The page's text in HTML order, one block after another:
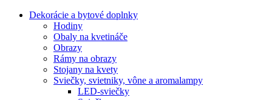
Dekorácie a bytové doplnky
Hodiny
Obaly na kvetináče
Obrazy
Rámy na obrazy
Stojany na kvety
Sviečky, svietniky, vône a aromalampy
LED-sviečky